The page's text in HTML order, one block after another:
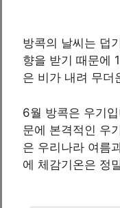
방콕의 날씨는 덥
향을 받기 때문에
은 비가 내려 무더
6월 방콕은 우기
문에 본격적인 우
은 우리나라 여름
에 체감기온은 정